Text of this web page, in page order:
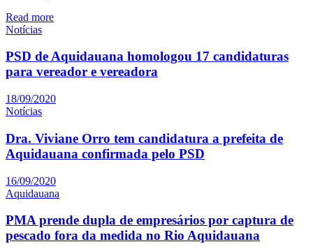
Read more
Notícias
PSD de Aquidauana homologou 17 candidaturas
para vereador e vereadora
18/09/2020
Notícias
Dra. Viviane Orro tem candidatura a prefeita de
Aquidauana confirmada pelo PSD
16/09/2020
Aquidauana
PMA prende dupla de empresários por captura de
pescado fora da medida no Rio Aquidauana